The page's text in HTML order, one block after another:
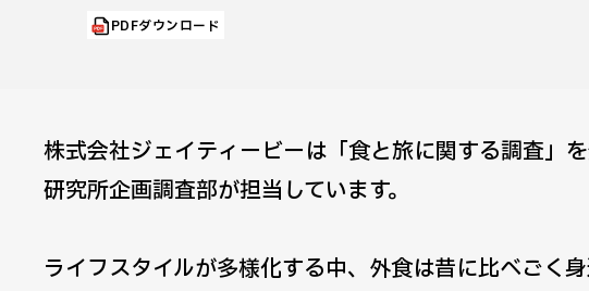
PDFダウンロード
株式会社ジェイティービーは「食と旅に関する調査」
研究所企画調査部が担当しています。
ライフスタイルが多様化する中、外食は昔に比べごく